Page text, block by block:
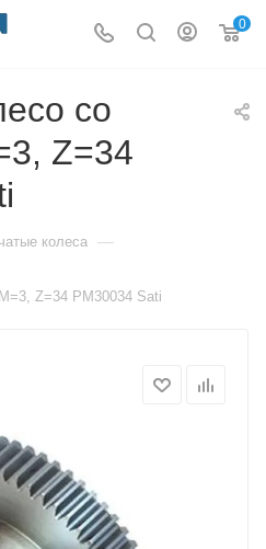
0
со
Z=34
колеса —
Z=34 PM30034 Sati